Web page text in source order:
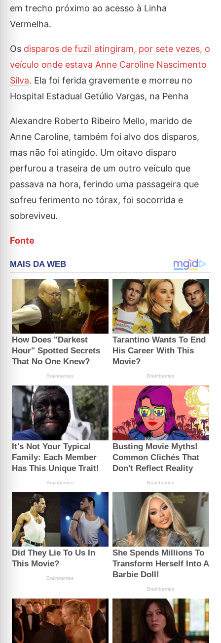
em trecho próximo ao acesso à Linha
Vermelha.
Os disparos de fuzil atingiram, por sete vezes, o
veículo onde estava Anne Caroline Nascimento
Silva. Ela foi ferida gravemente e morreu no
Hospital Estadual Getúlio Vargas, na Penha
Alexandre Roberto Ribeiro Mello, marido de
Anne Caroline, também foi alvo dos disparos,
mas não foi atingido. Um oitavo disparo
perfurou a traseira de um outro veículo que
passava na hora, ferindo uma passageira que
sofreu ferimento no tórax, foi socorrida e
sobreviveu.
Fonte